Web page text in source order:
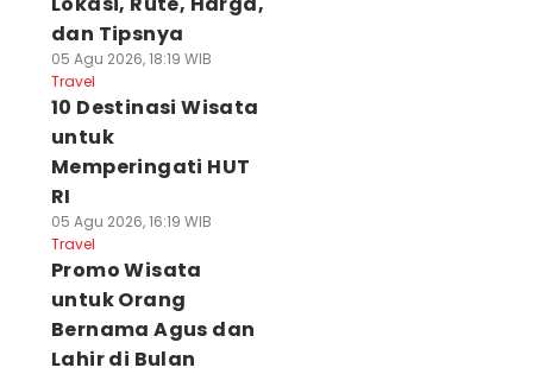
dan Tipsnya
05 Agu 2026, 18:19 WIB
Travel
10 Destinasi Wisata
untuk
Memperingati HUT
RI
05 Agu 2026, 16:19 WIB
Travel
Promo Wisata
untuk Orang
Bernama Agus dan
Lahir di Bulan